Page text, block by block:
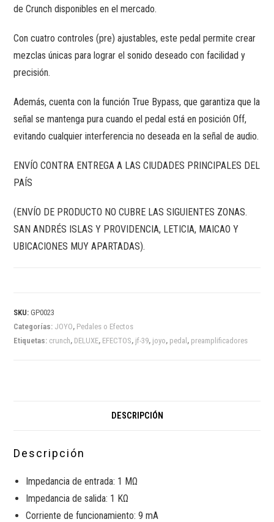
de Crunch disponibles en el mercado.
Con cuatro controles (pre) ajustables, este pedal permite crear
mezclas únicas para lograr el sonido deseado con facilidad y
precisión.
Además, cuenta con la función True Bypass, que garantiza que la
señal se mantenga pura cuando el pedal está en posición Off,
evitando cualquier interferencia no deseada en la señal de audio.
ENVÍO CONTRA ENTREGA A LAS CIUDADES PRINCIPALES DEL
PAÍS
(ENVÍO DE PRODUCTO NO CUBRE LAS SIGUIENTES ZONAS.
SAN ANDRÉS ISLAS Y PROVIDENCIA, LETICIA, MAICAO Y
UBICACIONES MUY APARTADAS).
SKU:GP0023
Categorías: JOYO, Pedales o Efectos
Etiquetas: crunch, DELUXE, EFECTOS, jf-39, joyo, pedal , preamplificadores
DESCRIPCIÓN
Descripción
Impedancia de entrada: 1 MΩ
Impedancia de salida: 1 KΩ
Corriente de funcionamiento: 9 mA